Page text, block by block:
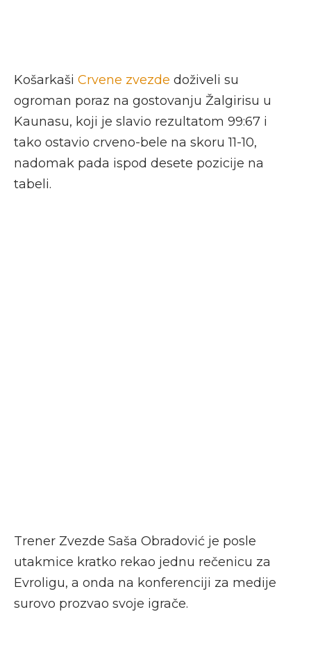
Košarkaši Crvene zvezde doživeli su
ogroman poraz na gostovanju Žalgirisu u
Kaunasu, koji je slavio rezultatom 99:67 i
tako ostavio crveno-bele na skoru 11-10,
nadomak pada ispod desete pozicije na
tabeli.
Trener Zvezde Saša Obradović je posle
utakmice kratko rekao jednu rečenicu za
Evroligu, a onda na konferenciji za medije
surovo prozvao svoje igrače.